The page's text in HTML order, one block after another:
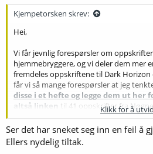
Kjempetorsken skrev:
Hei,
Vi får jevnlig forespørsler om
hjemmebryggere, og vi deler dem mer
fremdeles oppskriftene til Dark
får vi så mange forespørsler at jeg
disse i et hefte og legge dem ut her
altså linken til 41 oppskrifter fra
og noen nyere brygg. Si gjerne fra når
disse, så legger jeg ut et nytt hefte
Mvh. Tom, Nøgne Ø
Klikk for å
Ser det har sneket seg inn en feil å
Ellers nydelig tiltak.